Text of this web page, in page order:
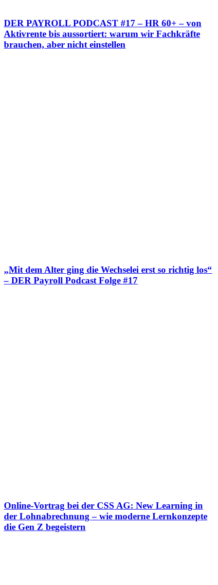
DER PAYROLL PODCAST #17 – HR 60+ – von
Aktivrente bis aussortiert: warum wir Fachkräfte
brauchen, aber nicht einstellen
„Mit dem Alter ging die Wechselei erst so richtig los“
– DER Payroll Podcast Folge #17
Online-Vortrag bei der CSS AG: New Learning in
der Lohnabrechnung – wie moderne Lernkonzepte
die Gen Z begeistern